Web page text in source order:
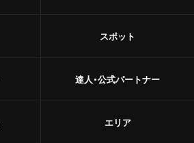
スポット
達人・公式パートナー
エリア